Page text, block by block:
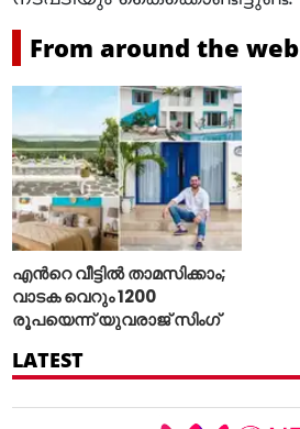
From around the web
എന്‍റെ വീട്ടില്‍ താമസിക്കാം;
വാടക വെറും 1200
രൂപയെന്ന് യുവരാജ് സിംഗ്
LATEST